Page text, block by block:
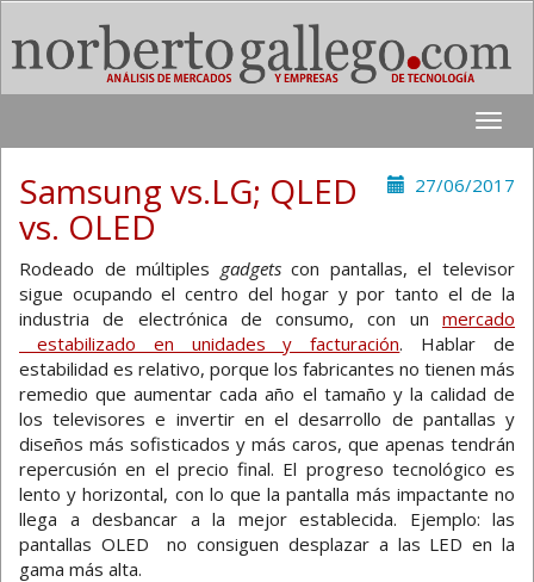
Toggle
27/06/2017
Samsung vs.LG; QLED
vs. OLED
Rodeado de múltiples gadgetscon pantallas, el televisor
sigue ocupando el centro del hogar y por tanto el de la
industria de electrónica de consumo, con un mercado
estabilizado en unidades y facturación. Hablar de
estabilidad es relativo, porque los fabricantes no tienen más
remedio que aumentar cada año el tamaño y la calidad de
los televisores e invertir en el desarrollo de pantallas y
diseños más sofisticados y más caros, que apenas tendrán
repercusión en el precio final. El progreso tecnológico es
lento y horizontal, con lo que la pantalla más impactante no
llega a desbancar a la mejor establecida. Ejemplo: las
pantallas OLED no consiguen desplazar a las LED en la
gama más alta.